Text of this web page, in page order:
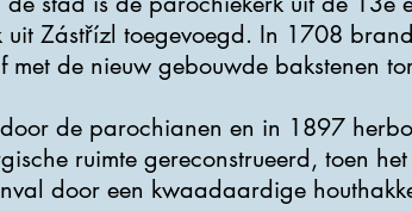
Zástřízl toegevoegd. In 1708
de nieuw gebouwde bakstenen
de parochianen en in 1897
ruimte gereconstrueerd, toen
door een kwaadaardige